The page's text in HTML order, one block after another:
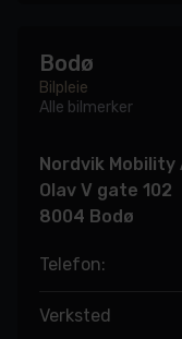
Bodø
Bilpleie
Alle bilmerker
Nordvik Mobility
Olav V gate 102
8004 Bodø
Telefon:
Verksted